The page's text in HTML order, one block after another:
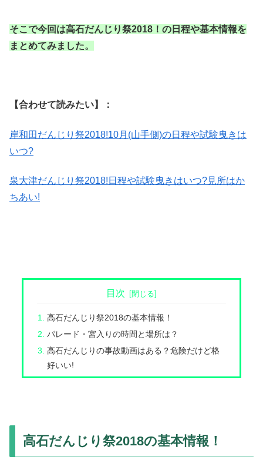
そこで今回は高石だんじり祭2018！の日程や基本情報を
まとめてみました。
【合わせて読みたい】：
岸和田だんじり祭2018!10月(山手側)の日程や試験曳きは
いつ?
泉大津だんじり祭2018!日程や試験曳きはいつ?見所はか
ちあい!
目次
高石だんじり祭2018の基本情報！
パレード・宮入りの時間と場所は？
高石だんじりの事故動画はある？危険だけど格
好いい!
高石だんじり祭2018の基本情報！